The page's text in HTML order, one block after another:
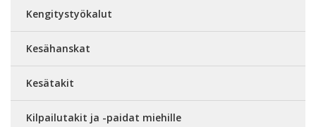
Kengitystyökalut
Kesähanskat
Kesätakit
Kilpailutakit ja -paidat miehille